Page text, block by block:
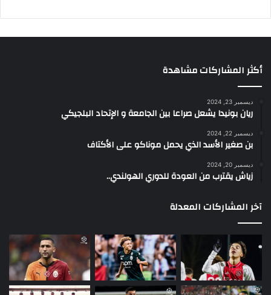
أكثر المشاركات مشاهدة
ديسمبر 23, 2024
ريان بونيدا يشعل صراعا بين الجامعة و الإتحاد البلجيكي
ديسمبر 22, 2024
بن صغير الأسد الذي يحمل موناكو على الأكتاف
ديسمبر 20, 2024
زياش يقترب من العودة للدوري الهولندي..
آخر المشاركات المعدلة